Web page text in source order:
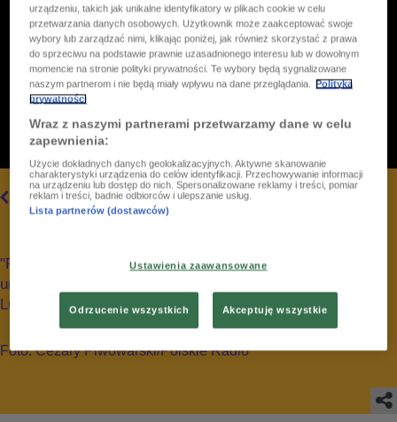
3/30 WSZYSTKIE
"Piegowaty Koncert" w Polskim Radiu Dzieciom na 9.
urodziny stacji. Studio koncertowe im. Witolda
Lutosławskiego w Warszawie_6.04.2024
Foto: Cezary Piwowarski/Polskie Radio
urządzeniu, takich jak unikalne identyfikatory w plikach cookie w celu
przetwarzania danych osobowych. Użytkownik może zaakceptować swoje
wybory lub zarządzać nimi, klikając poniżej, jak również skorzystać z prawa
do sprzeciwu na podstawie prawnie uzasadnionego interesu lub w dowolnym
momencie na stronie polityki prywatności. Te wybory będą sygnalizowane
naszym partnerom i nie będą miały wpływu na dane przeglądania.
Polityka
prywatności
Wraz z naszymi partnerami przetwarzamy dane w celu
zapewnienia:
Użycie dokładnych danych geolokalizacyjnych. Aktywne skanowanie
charakterystyki urządzenia do celów identyfikacji. Przechowywanie informacji
na urządzeniu lub dostęp do nich. Spersonalizowane reklamy i treści, pomiar
reklam i treści, badnie odbiorców i ulepszanie usług.
Lista partnerów (dostawców)
Ustawienia zaawansowane
Odrzucenie wszystkich Akceptuję wszystkie